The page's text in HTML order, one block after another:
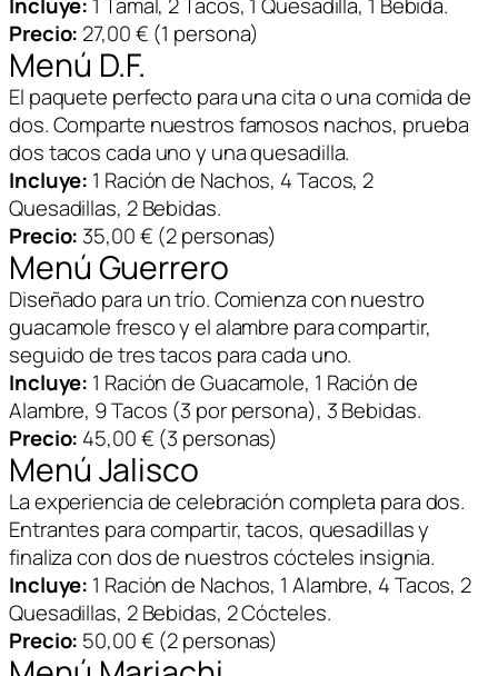
Incluye: 1 Tamal, 2 Tacos, 1 Quesadilla, 1 Bebida.
Precio: 27,00 € (1 persona)
Menú D.F.
El paquete perfecto para una cita o una comida de
dos. Comparte nuestros famosos nachos, prueba
dos tacos cada uno y una quesadilla.
Incluye: 1 Ración de Nachos, 4 Tacos, 2
Quesadillas, 2 Bebidas.
Precio: 35,00 € (2 personas)
Menú Guerrero
Diseñado para un trío. Comienza con nuestro
guacamole fresco y el alambre para compartir,
seguido de tres tacos para cada uno.
Incluye: 1 Ración de Guacamole, 1 Ración de
Alambre, 9 Tacos (3 por persona), 3 Bebidas.
Precio: 45,00 € (3 personas)
Menú Jalisco
La experiencia de celebración completa para dos.
Entrantes para compartir, tacos, quesadillas y
finaliza con dos de nuestros cócteles insignia.
Incluye: 1 Ración de Nachos, 1 Alambre, 4 Tacos, 2
Quesadillas, 2 Bebidas, 2 Cócteles.
Precio: 50,00 € (2 personas)